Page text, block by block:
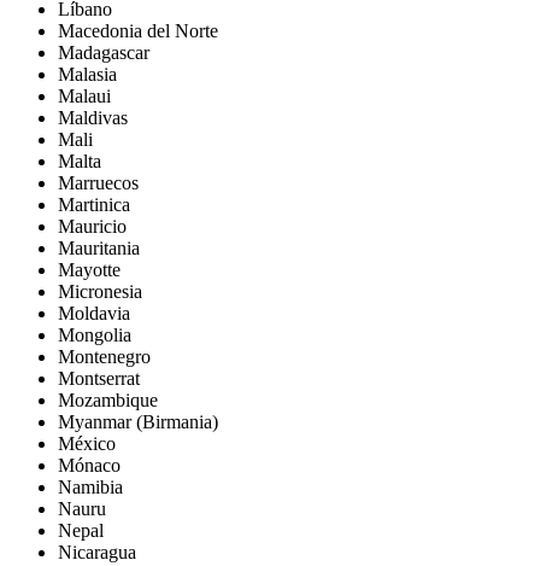
Líbano
Macedonia del Norte
Madagascar
Malasia
Malaui
Maldivas
Mali
Malta
Marruecos
Martinica
Mauricio
Mauritania
Mayotte
Micronesia
Moldavia
Mongolia
Montenegro
Montserrat
Mozambique
Myanmar (Birmania)
México
Mónaco
Namibia
Nauru
Nepal
Nicaragua